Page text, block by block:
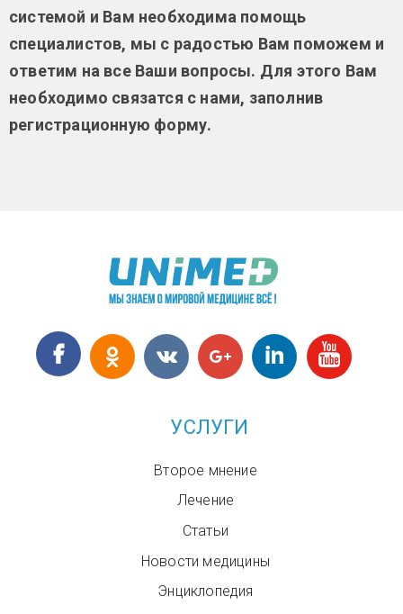
системой и Вам необходима помощь
специалистов, мы с радостью Вам поможем и
ответим на все Ваши вопросы. Для этого Вам
необходимо связатся с нами, заполнив
регистрационную форму.
УСЛУГИ
Второе мнение
Лечение
Статьи
Новости медицины
Энциклопедия